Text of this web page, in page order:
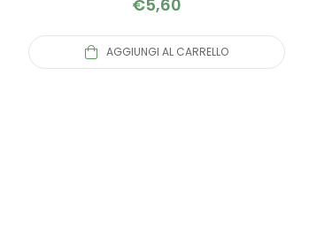
€5,60
AGGIUNGI AL CARRELLO